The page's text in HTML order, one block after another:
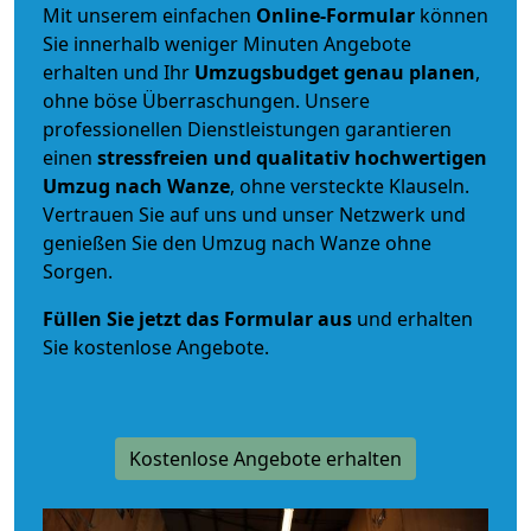
Mit unserem einfachen Online-Formular können
Sie innerhalb weniger Minuten Angebote
erhalten und Ihr Umzugsbudgetgenau planen,
ohne böse Überraschungen. Unsere
professionellen Dienstleistungen garantieren
einen stressfreien und qualitativ hochwertigen
Umzug nach Wanze, ohne versteckte Klauseln.
Vertrauen Sie auf uns und unser Netzwerk und
genießen Sie den Umzug nach Wanze ohne
Sorgen.
Füllen Sie jetzt das Formular aus und erhalten
Sie kostenlose Angebote.
Kostenlose Angebote erhalten